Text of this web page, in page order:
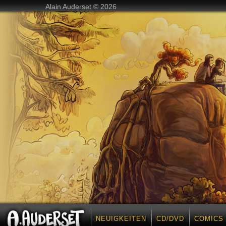
Alain Auderset © 2026
NEUIGKEITEN CD/DVD COMICS